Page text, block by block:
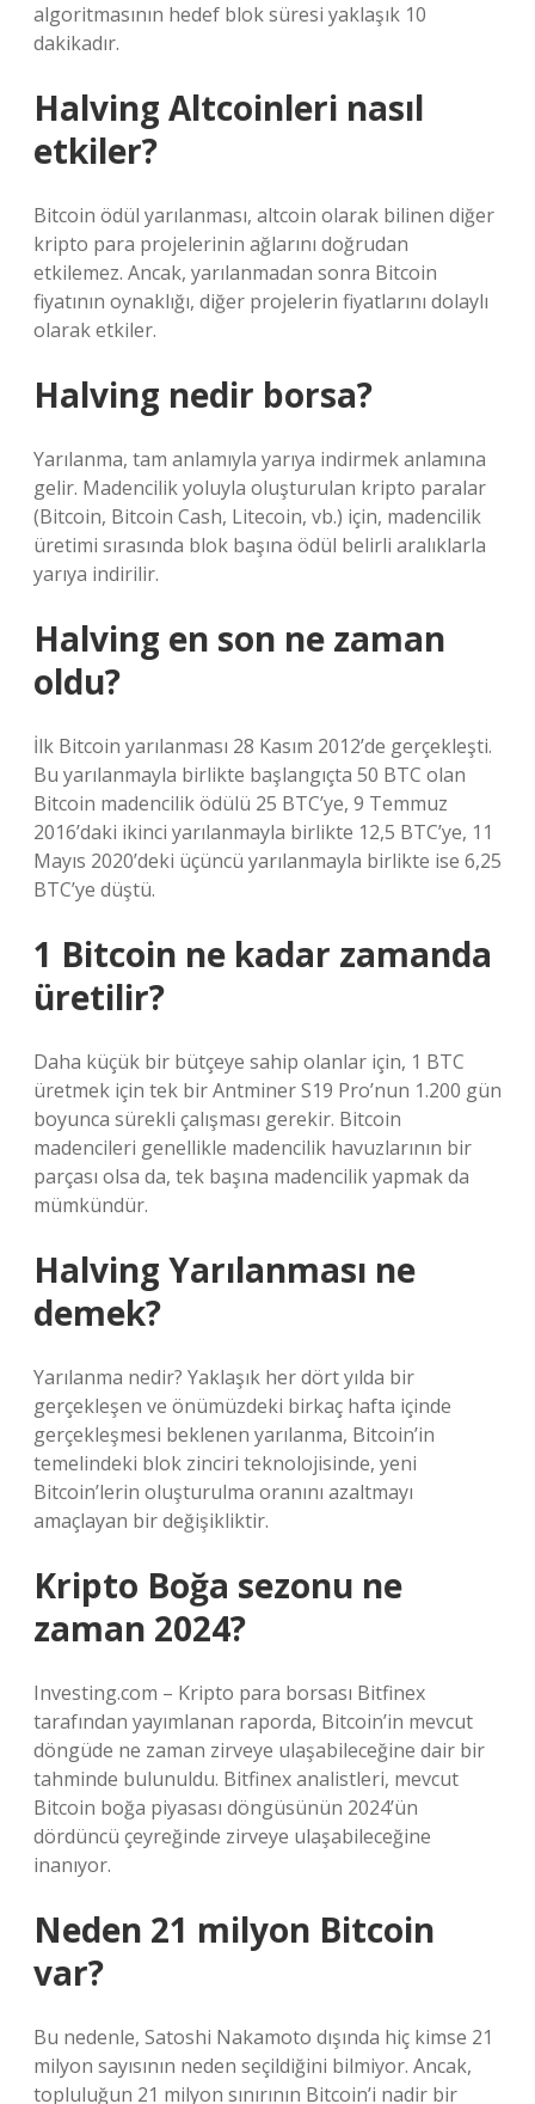
algoritmasının hedef blok süresi yaklaşık 10
dakikadır.
Halving Altcoinleri nasıl
etkiler?
Bitcoin ödül yarılanması, altcoin olarak bilinen diğer
kripto para projelerinin ağlarını doğrudan
etkilemez. Ancak, yarılanmadan sonra Bitcoin
fiyatının oynaklığı, diğer projelerin fiyatlarını dolaylı
olarak etkiler.
Halving nedir borsa?
Yarılanma, tam anlamıyla yarıya indirmek anlamına
gelir. Madencilik yoluyla oluşturulan kripto paralar
(Bitcoin, Bitcoin Cash, Litecoin, vb.) için, madencilik
üretimi sırasında blok başına ödül belirli aralıklarla
yarıya indirilir.
Halving en son ne zaman
oldu?
İlk Bitcoin yarılanması 28 Kasım 2012’de gerçekleşti.
Bu yarılanmayla birlikte başlangıçta 50 BTC olan
Bitcoin madencilik ödülü 25 BTC’ye, 9 Temmuz
2016’daki ikinci yarılanmayla birlikte 12,5 BTC’ye, 11
Mayıs 2020’deki üçüncü yarılanmayla birlikte ise 6,25
BTC’ye düştü.
1 Bitcoin ne kadar zamanda
üretilir?
Daha küçük bir bütçeye sahip olanlar için, 1 BTC
üretmek için tek bir Antminer S19 Pro’nun 1.200 gün
boyunca sürekli çalışması gerekir. Bitcoin
madencileri genellikle madencilik havuzlarının bir
parçası olsa da, tek başına madencilik yapmak da
mümkündür.
Halving Yarılanması ne
demek?
Yarılanma nedir? Yaklaşık her dört yılda bir
gerçekleşen ve önümüzdeki birkaç hafta içinde
gerçekleşmesi beklenen yarılanma, Bitcoin’in
temelindeki blok zinciri teknolojisinde, yeni
Bitcoin’lerin oluşturulma oranını azaltmayı
amaçlayan bir değişikliktir.
Kripto Boğa sezonu ne
zaman 2024?
Investing.com – Kripto para borsası Bitfinex
tarafından yayımlanan raporda, Bitcoin’in mevcut
döngüde ne zaman zirveye ulaşabileceğine dair bir
tahminde bulunuldu. Bitfinex analistleri, mevcut
Bitcoin boğa piyasası döngüsünün 2024’ün
dördüncü çeyreğinde zirveye ulaşabileceğine
inanıyor.
Neden 21 milyon Bitcoin
var?
Bu nedenle, Satoshi Nakamoto dışında hiç kimse 21
milyon sayısının neden seçildiğini bilmiyor. Ancak,
topluluğun 21 milyon sınırının Bitcoin’i nadir bir